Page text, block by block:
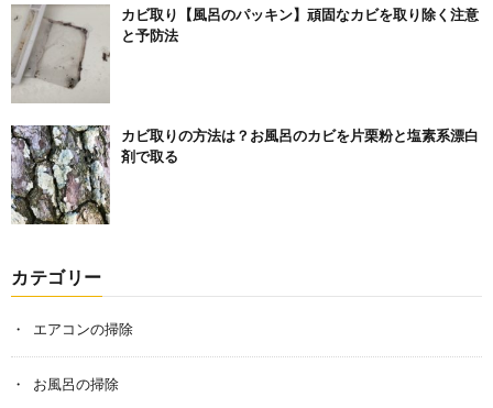
カビ取り【風呂のパッキン】頑固なカビを取り除く注意
と予防法
カビ取りの方法は？お風呂のカビを片栗粉と塩素系漂白
剤で取る
カテゴリー
エアコンの掃除
お風呂の掃除